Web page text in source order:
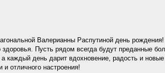
Валерианны Распутиной день
здоровья. Пусть рядом всегда будут преданные
а каждый день дарит вдохновение, радость и
и отличного настроения!